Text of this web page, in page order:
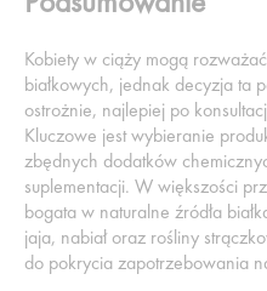
Kobiety w ciąży mogą
białkowych, jednak decyzja ta
ostrożnie, najlepiej po
Kluczowe jest wybieranie
zbędnych dodatków
suplementacji. W większości
bogata w naturalne źródła
jaja, nabiał oraz rośliny
do pokrycia zapotrzebowania